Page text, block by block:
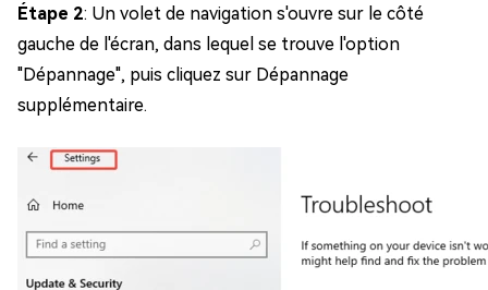
Étape 2: Un volet de navigation s'ouvre sur le côté
gauche de l'écran, dans lequel se trouve l'option
"Dépannage", puis cliquez sur Dépannage
supplémentaire.